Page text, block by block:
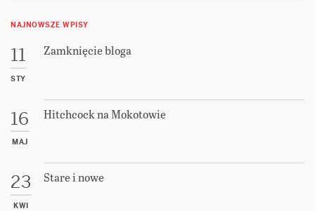
NAJNOWSZE WPISY
11
STY
Zamknięcie bloga
16
MAJ
Hitchcock na Mokotowie
23
KWI
Stare i nowe